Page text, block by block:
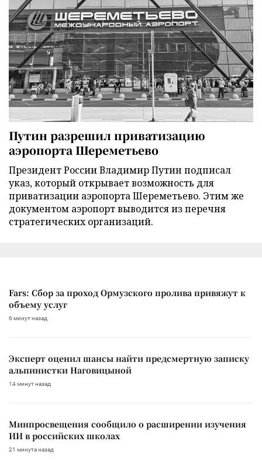
Путин разрешил приватизацию
аэропорта Шереметьево
Президент России Владимир Путин подписал
указ, который открывает возможность для
приватизации аэропорта Шереметьево. Этим же
документом аэропорт выводится из перечня
стратегических организаций.
Fars: Сбор за проход Ормузского пролива привяжут к
объему услуг
6 минут назад
Эксперт оценил шансы найти предсмертную записку
альпинистки Наговицыной
14 минут назад
Минпросвещения сообщило о расширении изучения
ИИ в российских школах
21 минута назад